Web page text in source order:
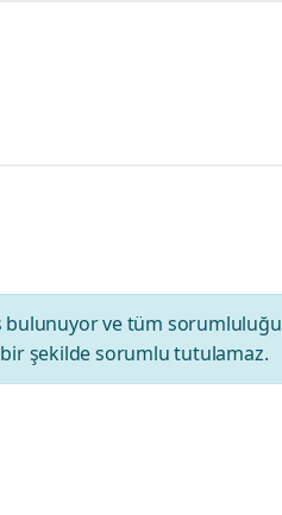
bulunuyor ve tüm sorumluluğu
şekilde sorumlu tutulamaz.